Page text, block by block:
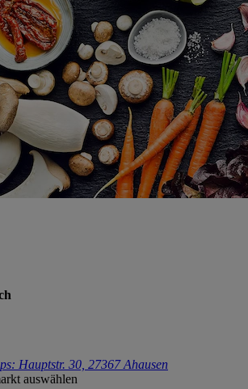
Hauptstr. 30, 27367 Ahausen
auswählen